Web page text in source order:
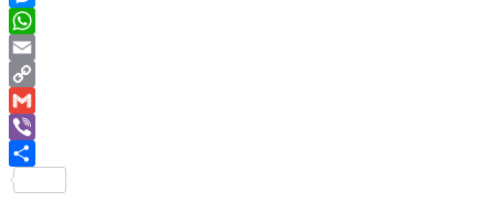
Messenger
WhatsApp
Email
Copy
Link
Gmail
Viber